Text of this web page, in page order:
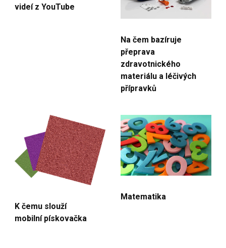
videí z YouTube
Na čem bazíruje
přeprava
zdravotnického
materiálu a léčivých
přípravků
K čemu slouží
mobilní pískovačka
Matematika